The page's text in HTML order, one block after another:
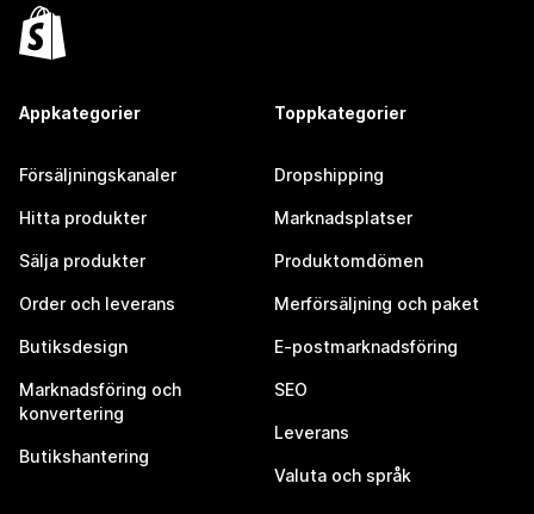
Appkategorier
Försäljningskanaler
Hitta produkter
Sälja produkter
Order och leverans
Butiksdesign
Marknadsföring och
konvertering
Butikshantering
Toppkategorier
Dropshipping
Marknadsplatser
Produktomdömen
Merförsäljning och paket
E-postmarknadsföring
SEO
Leverans
Valuta och språk